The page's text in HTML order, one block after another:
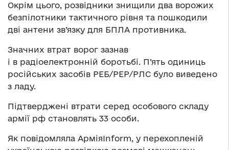
Окрім цього, розвідники знищили два ворожих
безпілотники тактичного рівня та пошкодили
дві антени зв’язку для БПЛА противника.
Значних втрат ворог зазнав
і в радіоелектронній боротьбі. П’ять одиниць
російських засобів РЕБ/РЕР/РЛС було виведено
з ладу.
Підтверджені втрати серед особового складу
армії рф становлять 33 особи.
Як повідомляла АрміяInform, у перехопленій